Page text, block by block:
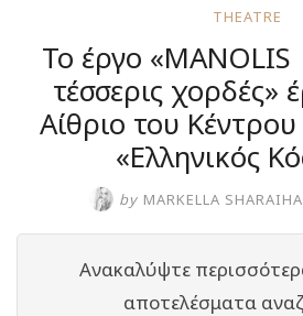
THEATRE
Το έργο
τέσσερις χορδές»
Αίθριο του
«Ελληνικός
by MARKELLA SHARAIHA
Ανακαλύψτε
αποτελέσματα